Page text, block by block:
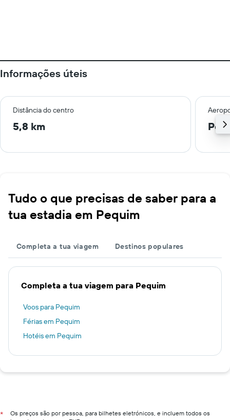
Informações úteis
Distância do centro
5,8 km
Tudo o que precisas de saber para a
tua estadia em Pequim
Completa a tua viagem Destinos populares
Completa a tua viagem para Pequim
Voos para Pequim
Férias em Pequim
Hotéis em Pequim
*
Os preços são por pessoa, para bilhetes eletrónicos, e incluem todos os